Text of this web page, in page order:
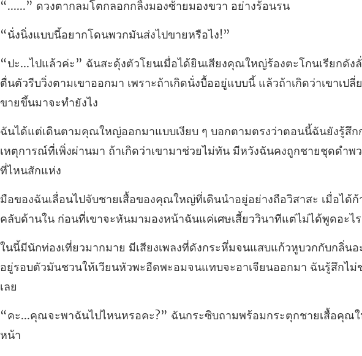
โตกลอกกลิ้งมองซ้าย
้อยากโดนพวกมันส
เรียกดัง
ตื่นตัวรีบวิ่งตามเขาออกมา เพราะถ้าเกิดนั่ง
ยังรู้สึ
เหตุการณ์ที่เพิ่งผ่านมา ถ้าเกิดว่าเขามา
างถือวิสาสะ เมื่อได้
คลับด้านใน ก่อนที่เ
ก้วหูบวกกับกลิ่นอ
อยู่รอบตัวมันชวนให้เวียนหัว
?” ฉันกระซิบถามพร้อมกระตุกช